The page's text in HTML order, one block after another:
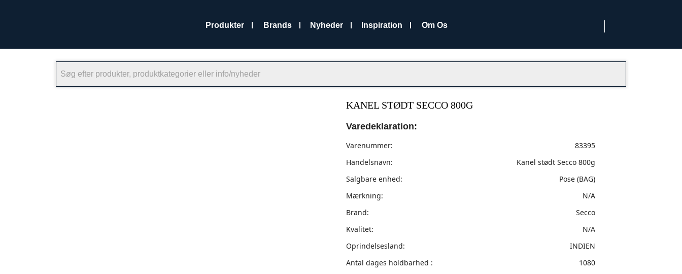
Produkter Brands Nyheder Inspiration Om Os
KANEL STØDT SECCO 800G
Varedeklaration:
Varenummer:
83395
Handelsnavn:
Kanel stødt Secco 800g
Salgbare enhed:
Pose (BAG)
Mærkning:
N/A
Brand:
Secco
Kvalitet:
N/A
Oprindelsesland:
INDIEN
Antal dages holdbarhed :
1080